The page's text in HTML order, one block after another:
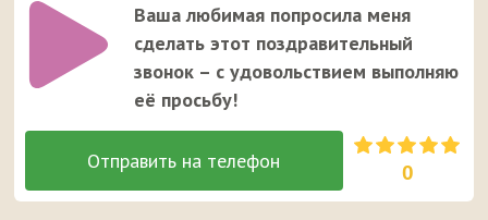
Ваша любимая попросила меня
сделать этот поздравительный
звонок – с удовольствием выполняю
её просьбу!
0